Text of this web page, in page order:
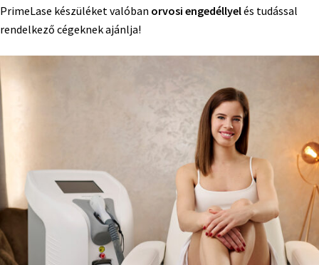
PrimeLase készüléket valóban orvosi engedéllyelés tudással
rendelkező cégeknek ajánlja!